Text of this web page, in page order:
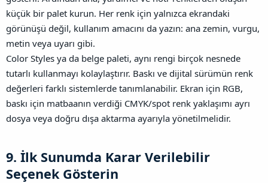
küçük bir palet kurun. Her renk için yalnızca ekrandaki
görünüşü değil, kullanım amacını da yazın: ana zemin, vurgu,
metin veya uyarı gibi.
Color Styles ya da belge paleti, aynı rengi birçok nesnede
tutarlı kullanmayı kolaylaştırır. Baskı ve dijital sürümün renk
değerleri farklı sistemlerde tanımlanabilir. Ekran için RGB,
baskı için matbaanın verdiği CMYK/spot renk yaklaşımı ayrı
dosya veya doğru dışa aktarma ayarıyla yönetilmelidir.
9. İlk Sunumda Karar Verilebilir
Seçenek Gösterin​